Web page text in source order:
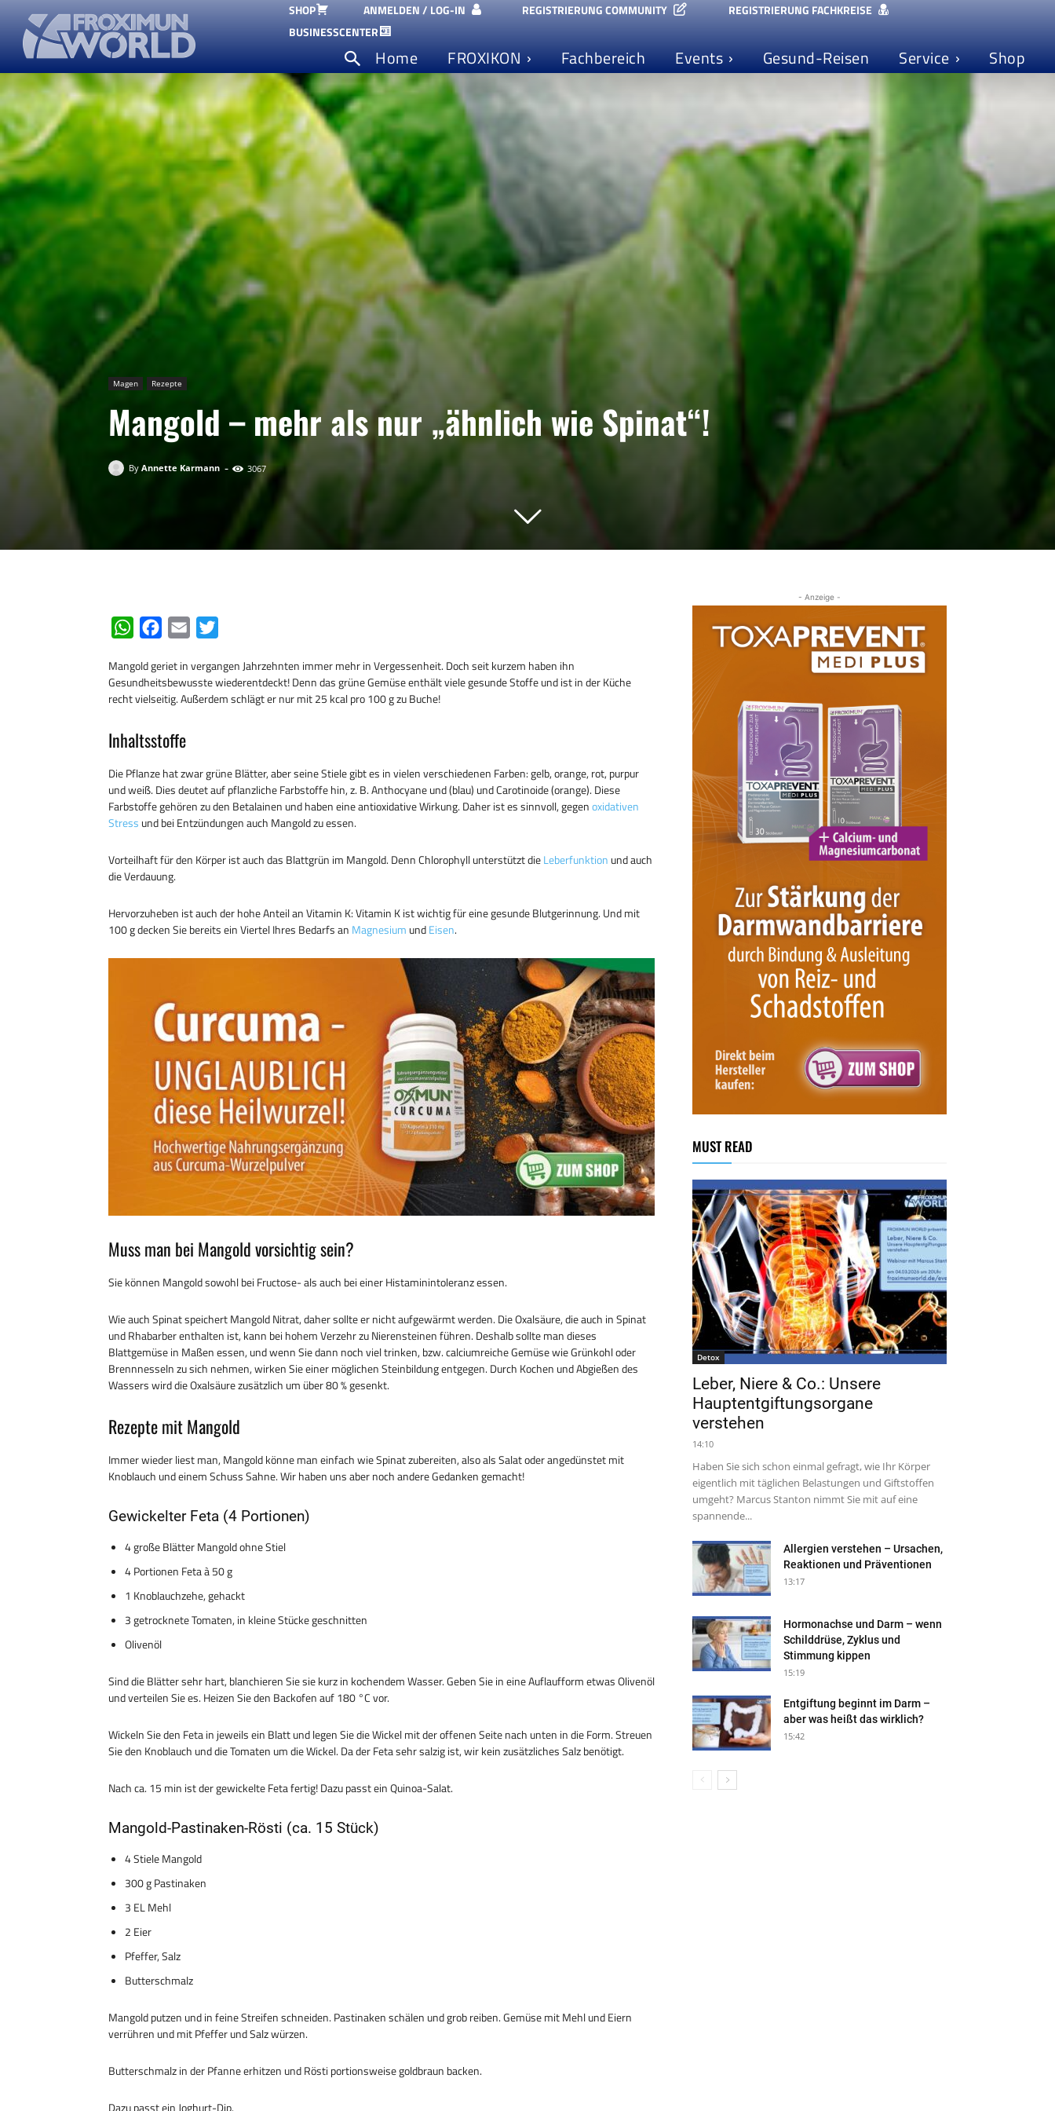
SHOP ANMELDEN / LOG-IN REGISTRIERUNG COMMUNITY
REGISTRIERUNG FACHKREISE
BUSINESSCENTER
Home FROXIKON Fachbereich Events Gesund-Reisen Service Shop
Magen Rezepte
Mangold – mehr als nur „ähnlich wie Spinat“!
By Annette Karmann - 3067
W
a
t
A
p
c
e
o
k
a
i
i
t
Mangold geriet in vergangen Jahrzehnten immer mehr in Vergessenheit. Doch seit kurzem haben ihn
Gesundheitsbewusste wiederentdeckt! Denn das grüne Gemüse enthält viele gesunde Stoffe und ist in der Küche
recht vielseitig. Außerdem schlägt er nur mit 25 kcal pro 100 g zu Buche!
Inhaltsstoffe
Die Pflanze hat zwar grüne Blätter, aber seine Stiele gibt es in vielen verschiedenen Farben: gelb, orange, rot, purpur
und weiß. Dies deutet auf pflanzliche Farbstoffe hin, z. B. Anthocyane und (blau) und Carotinoide (orange). Diese
Farbstoffe gehören zu den Betalainen und haben eine antioxidative Wirkung. Daher ist es sinnvoll, gegenoxidativen
Stress und bei Entzündungen auch Mangold zu essen.
Vorteilhaft für den Körper ist auch das Blattgrün im Mangold. Denn Chlorophyll unterstützt dieLeberfunktion und auch
die Verdauung.
Hervorzuheben ist auch der hohe Anteil an Vitamin K: Vitamin K ist wichtig für eine gesunde Blutgerinnung. Und mit
100 g decken Sie bereits ein Viertel Ihres Bedarfs an Magnesium undEisen.
Muss man bei Mangold vorsichtig sein?
Sie können Mangold sowohl bei Fructose- als auch bei einer Histaminintoleranz essen.
Wie auch Spinat speichert Mangold Nitrat, daher sollte er nicht aufgewärmt werden. Die Oxalsäure, die auch in Spinat
und Rhabarber enthalten ist, kann bei hohem Verzehr zu Nierensteinen führen. Deshalb sollte man dieses
Blattgemüse in Maßen essen, und wenn Sie dann noch viel trinken, bzw. calciumreiche Gemüse wie Grünkohl oder
Brennnesseln zu sich nehmen, wirken Sie einer möglichen Steinbildung entgegen. Durch Kochen und Abgießen des
Wassers wird die Oxalsäure zusätzlich um über 80 % gesenkt.
Rezepte mit Mangold
Immer wieder liest man, Mangold könne man einfach wie Spinat zubereiten, also als Salat oder angedünstet mit
Knoblauch und einem Schuss Sahne. Wir haben uns aber noch andere Gedanken gemacht!
Gewickelter Feta (4 Portionen)
4 große Blätter Mangold ohne Stiel
4 Portionen Feta à 50 g
1 Knoblauchzehe, gehackt
3 getrocknete Tomaten, in kleine Stücke geschnitten
Olivenöl
Sind die Blätter sehr hart, blanchieren Sie sie kurz in kochendem Wasser. Geben Sie in eine Auflaufform etwas Olivenöl
und verteilen Sie es. Heizen Sie den Backofen auf 180 °C vor.
Wickeln Sie den Feta in jeweils ein Blatt und legen Sie die Wickel mit der offenen Seite nach unten in die Form. Streuen
Sie den Knoblauch und die Tomaten um die Wickel. Da der Feta sehr salzig ist, wir kein zusätzliches Salz benötigt.
Nach ca. 15 min ist der gewickelte Feta fertig! Dazu passt ein Quinoa-Salat.
Mangold-Pastinaken-Rösti (ca. 15 Stück)
4 Stiele Mangold
300 g Pastinaken
3 EL Mehl
2 Eier
Pfeffer, Salz
Butterschmalz
Mangold putzen und in feine Streifen schneiden. Pastinaken schälen und grob reiben. Gemüse mit Mehl und Eiern
verrühren und mit Pfeffer und Salz würzen.
Butterschmalz in der Pfanne erhitzen und Rösti portionsweise goldbraun backen.
Dazu passt ein Joghurt-Dip.
- Anzeige -
MUST READ
Detox
Leber, Niere & Co.: Unsere
Hauptentgiftungsorgane
verstehen
14:10
Haben Sie sich schon einmal gefragt, wie Ihr Körper
eigentlich mit täglichen Belastungen und Giftstoffen
umgeht? Marcus Stanton nimmt Sie mit auf eine
spannende...
Allergien verstehen – Ursachen,
Reaktionen und Präventionen
13:17
Hormonachse und Darm – wenn
Schilddrüse, Zyklus und
Stimmung kippen
15:19
Entgiftung beginnt im Darm –
aber was heißt das wirklich?
15:42